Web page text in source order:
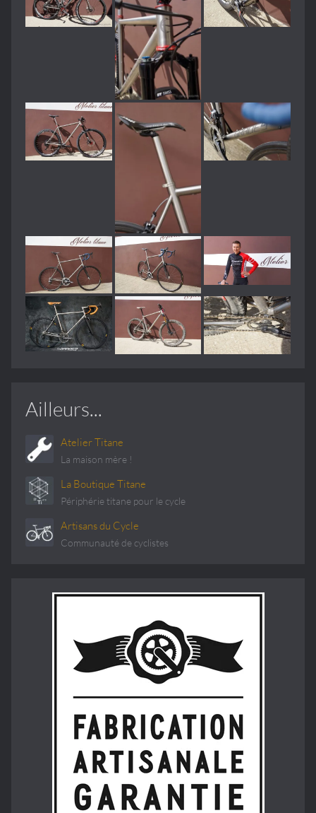
Ailleurs...
Atelier Titane
La maison mère !
La Boutique Titane
Périphérie titane pour le cycle
Artisans du Cycle
Communauté de cyclistes